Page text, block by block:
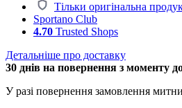
Тільки оригінальна
Sportano Club
4.70 Trusted Shops
Детальніше про доставку
30 днів на повернення з моменту
У разі повернення замовлення